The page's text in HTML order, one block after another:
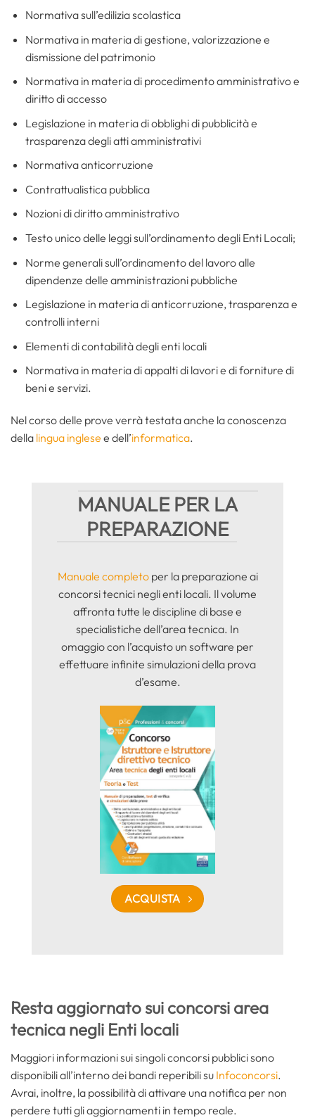
Normativa sull’edilizia scolastica
Normativa in materia di gestione, valorizzazione e
dismissione del patrimonio
Normativa in materia di procedimento amministrativo e
diritto di accesso
Legislazione in materia di obblighi di pubblicità e
trasparenza degli atti amministrativi
Normativa anticorruzione
Contrattualistica pubblica
Nozioni di diritto amministrativo
Testo unico delle leggi sull’ordinamento degli Enti Locali;
Norme generali sull’ordinamento del lavoro alle
dipendenze delle amministrazioni pubbliche
Legislazione in materia di anticorruzione, trasparenza e
controlli interni
Elementi di contabilità degli enti locali
Normativa in materia di appalti di lavori e di forniture di
beni e servizi.
Nel corso delle prove verrà testata anche la conoscenza
della lingua inglese e dell’informatica.
MANUALE PER LA
PREPARAZIONE
Manuale completoper la preparazione ai
concorsi tecnici negli enti locali. Il volume
affronta tutte le discipline di base e
specialistiche dell’area tecnica. In
omaggio con l’acquisto un software per
effettuare infinite simulazioni della prova
d’esame.
ACQUISTA
Resta aggiornato sui concorsi area
tecnica negli Enti locali
Maggiori informazioni sui singoli concorsi pubblici sono
disponibili all’interno dei bandi reperibili su Infoconcorsi.
Avrai, inoltre, la possibilità di attivare una notifica per non
perdere tutti gli aggiornamenti in tempo reale.